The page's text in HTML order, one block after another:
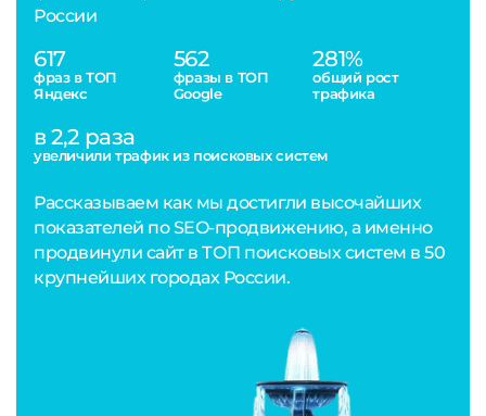
России
617
фраз в ТОП
Яндекс
562
фразы в ТОП
Google
281%
общий рост
трафика
в 2,2 раза
увеличили трафик из поисковых систем
Рассказываем как мы достигли высочайших
показателей по SEO-продвижению, а именно
продвинули сайт в ТОП поисковых систем в 50
крупнейших городах России.